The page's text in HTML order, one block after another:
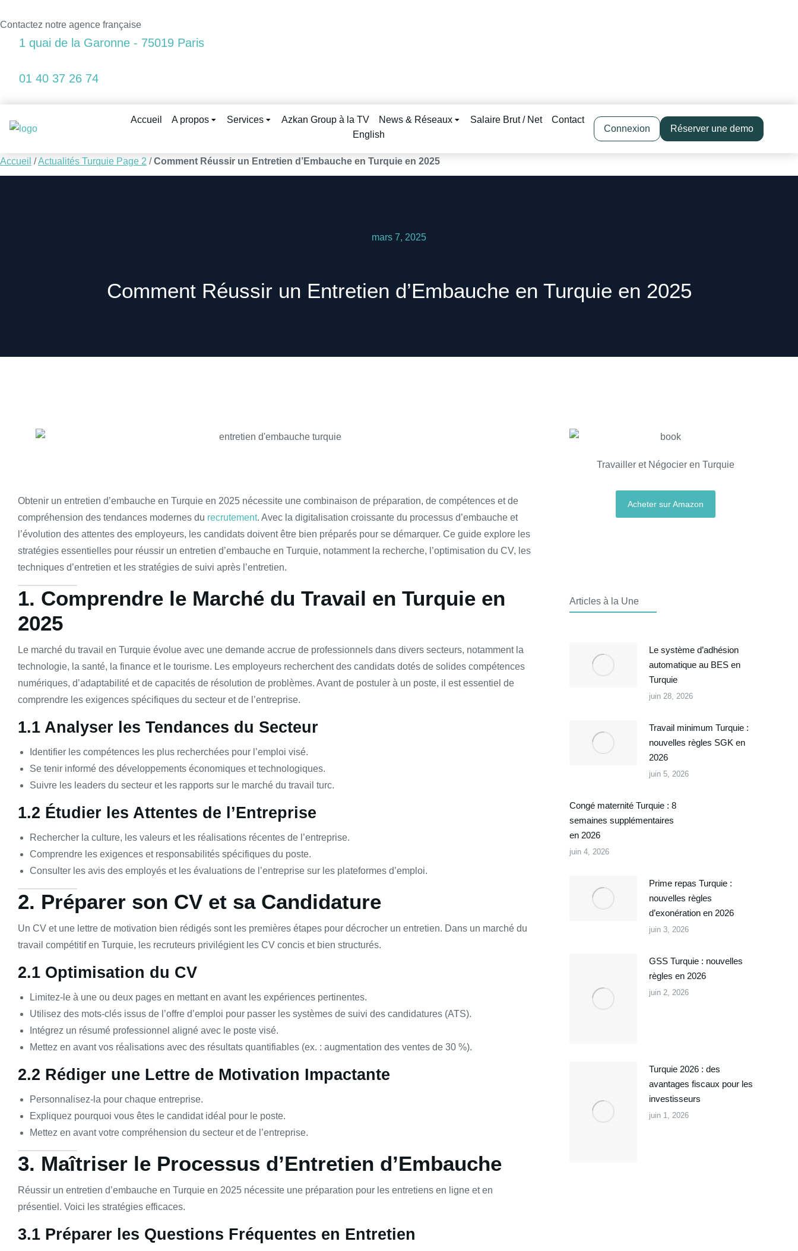
Contactez notre agence française
1 quai de la Garonne - 75019 Paris
01 40 37 26 74
Accueil A propos Services Azkan Group à la TV News & Réseaux Salaire Brut / Net
Contact
English
Connexion Réserver une demo
Accueil /Actualités Turquie Page 2 /Comment Réussir un Entretien d’Embauche en Turquie en 2025
mars 7, 2025
Comment Réussir un Entretien d’Embauche en Turquie en 2025
Obtenir un entretien d’embauche en Turquie en 2025 nécessite une combinaison de préparation, de compétences et de
compréhension des tendances modernes du recrutement. Avec la digitalisation croissante du processus d’embauche et
l’évolution des attentes des employeurs, les candidats doivent être bien préparés pour se démarquer. Ce guide explore les
stratégies essentielles pour réussir un entretien d’embauche en Turquie, notamment la recherche, l’optimisation du CV, les
techniques d’entretien et les stratégies de suivi après l’entretien.
1. Comprendre le Marché du Travail en Turquie en
2025
Le marché du travail en Turquie évolue avec une demande accrue de professionnels dans divers secteurs, notamment la
technologie, la santé, la finance et le tourisme. Les employeurs recherchent des candidats dotés de solides compétences
numériques, d’adaptabilité et de capacités de résolution de problèmes. Avant de postuler à un poste, il est essentiel de
comprendre les exigences spécifiques du secteur et de l’entreprise.
1.1 Analyser les Tendances du Secteur
Identifier les compétences les plus recherchées pour l’emploi visé.
Se tenir informé des développements économiques et technologiques.
Suivre les leaders du secteur et les rapports sur le marché du travail turc.
1.2 Étudier les Attentes de l’Entreprise
Rechercher la culture, les valeurs et les réalisations récentes de l’entreprise.
Comprendre les exigences et responsabilités spécifiques du poste.
Consulter les avis des employés et les évaluations de l’entreprise sur les plateformes d’emploi.
2. Préparer son CV et sa Candidature
Un CV et une lettre de motivation bien rédigés sont les premières étapes pour décrocher un entretien. Dans un marché du
travail compétitif en Turquie, les recruteurs privilégient les CV concis et bien structurés.
2.1 Optimisation du CV
Limitez-le à une ou deux pages en mettant en avant les expériences pertinentes.
Utilisez des mots-clés issus de l’offre d’emploi pour passer les systèmes de suivi des candidatures (ATS).
Intégrez un résumé professionnel aligné avec le poste visé.
Mettez en avant vos réalisations avec des résultats quantifiables (ex. : augmentation des ventes de 30 %).
2.2 Rédiger une Lettre de Motivation Impactante
Personnalisez-la pour chaque entreprise.
Expliquez pourquoi vous êtes le candidat idéal pour le poste.
Mettez en avant votre compréhension du secteur et de l’entreprise.
3. Maîtriser le Processus d’Entretien d’Embauche
Réussir un entretien d’embauche en Turquie en 2025 nécessite une préparation pour les entretiens en ligne et en
présentiel. Voici les stratégies efficaces.
3.1 Préparer les Questions Fréquentes en Entretien
Travailler et Négocier en Turquie
Acheter sur Amazon
Articles à la Une
Le système d’adhésion
automatique au BES en
Turquie
juin 28, 2026
Travail minimum Turquie :
nouvelles règles SGK en
2026
juin 5, 2026
Congé maternité Turquie : 8
semaines supplémentaires
en 2026
juin 4, 2026
Prime repas Turquie :
nouvelles règles
d’exonération en 2026
juin 3, 2026
GSS Turquie : nouvelles
règles en 2026
juin 2, 2026
Turquie 2026 : des
avantages fiscaux pour les
investisseurs
juin 1, 2026